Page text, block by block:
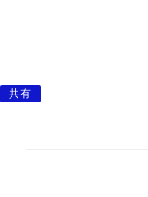
共有